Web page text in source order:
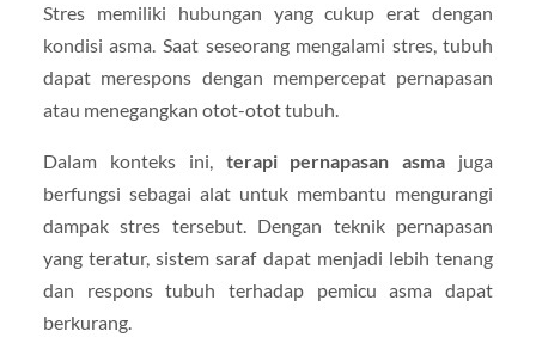
Stres memiliki hubungan yang cukup erat dengan
kondisi asma. Saat seseorang mengalami stres, tubuh
dapat merespons dengan mempercepat pernapasan
atau menegangkan otot-otot tubuh.
Dalam konteks ini, terapi pernapasan asma juga
berfungsi sebagai alat untuk membantu mengurangi
dampak stres tersebut. Dengan teknik pernapasan
yang teratur, sistem saraf dapat menjadi lebih tenang
dan respons tubuh terhadap pemicu asma dapat
berkurang.